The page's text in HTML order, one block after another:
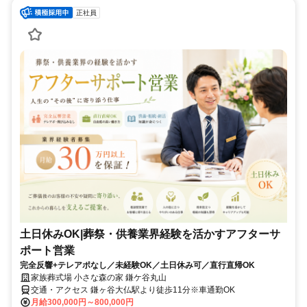
正社員
土日休みOK|葬祭・供養業界経験を活かすアフターサ
ポート営業
完全反響+テレアポなし／未経験OK／土日休み可／直行直帰OK
家族葬式場 小さな森の家 鎌ケ谷丸山
交通・アクセス 鎌ヶ谷大仏駅より徒歩11分※車通勤OK
月給300,000円～800,000円